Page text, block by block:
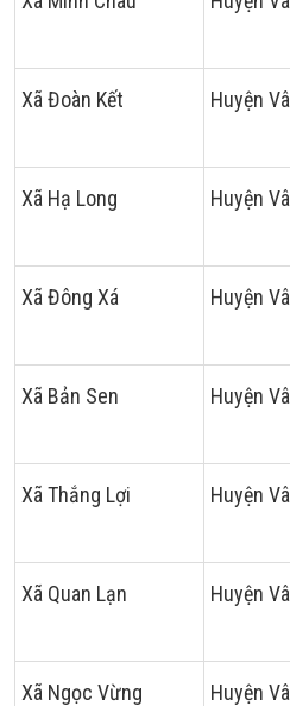
Xã Đoàn Kết Huyện
Xã Hạ Long Huyện
Xã Đông Xá Huyện
Xã Bản Sen Huyện
Xã Thắng Lợi Huyện
Xã Quan Lạn Huyện
Xã Ngọc Vừng Huyện